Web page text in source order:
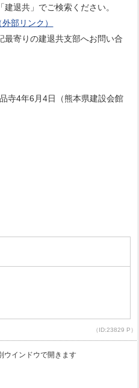
退共」でご検索ください。
外部リンク）
最寄りの建退共支部へお問い合
寺4年6月4日（熊本県建設会館
（ID:23829 P）
ウインドウで開きます